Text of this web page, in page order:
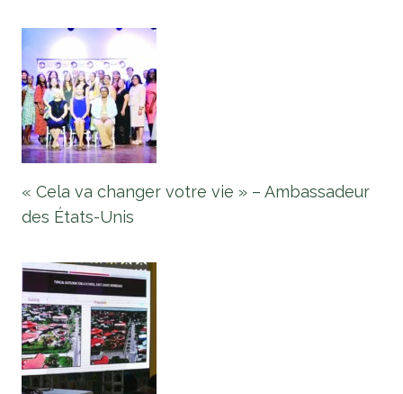
« Cela va changer votre vie » – Ambassadeur
des États-Unis